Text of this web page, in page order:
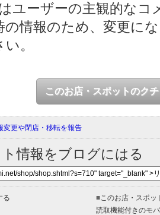
ユーザーの主観的なコ
の情報のため、変更に
。
このお店・スポットのク
変更や閉店・移転を報告
情報をブログにはる
る ■このお店・スポッ
読取機能付きのモ